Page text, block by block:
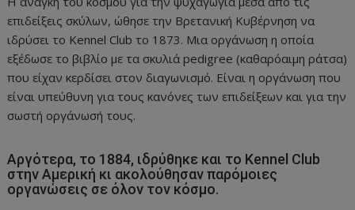
επιδείξεις σκύλων, ώθησε την Βρετανική Κυβέρνηση να
ιδρύσει το Kennel Club το 1873. Μια οργάνωση η οποία
εξέδωσε το βιβλίο με τα σκυλιά pedigree (καθαρόαιμη ράτσα)
που είχαν κερδίσει στον διαγωνισμό. Είναι η οργάνωση που
είναι υπεύθυνη για τους κανόνες των επιδείξεων και για την
σωστή οργάνωσή τους.
Αργότερα, το 1884, ιδρύθηκε και το Kennel Club
στην Αμερική κι ακολούθησαν παρόμοιες
οργανώσεις σε όλον τον κόσμο.